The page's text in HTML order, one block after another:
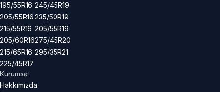
195/55R16
205/55R16
215/55R16
205/60R16
215/65R16
225/45R17
245/45R19
235/50R19
205/55R19
275/45R20
295/35R21
Kurumsal
Hakkımızda